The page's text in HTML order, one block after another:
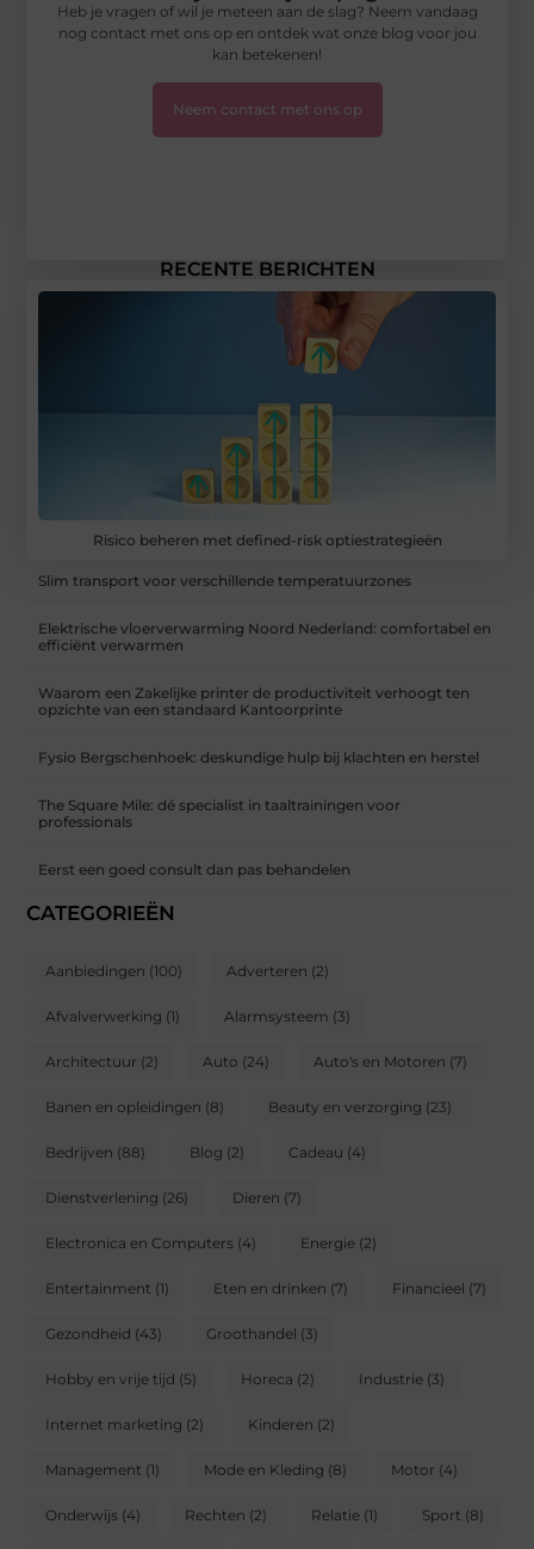
RECENTE BERICHTEN
Risico beheren met defined-risk optiestrategieën
Slim transport voor verschillende temperatuurzones
Elektrische vloerverwarming Noord Nederland: comfortabel en
efficiënt verwarmen
Waarom een Zakelijke printer de productiviteit verhoogt ten
opzichte van een standaard Kantoorprinte
Fysio Bergschenhoek: deskundige hulp bij klachten en herstel
The Square Mile: dé specialist in taaltrainingen voor
professionals
Eerst een goed consult dan pas behandelen
CATEGORIEËN
Aanbiedingen (100) Adverteren (2)
Afvalverwerking (1) Alarmsysteem (3)
Architectuur (2) Auto (24) Auto's en Motoren (7)
Banen en opleidingen (8) Beauty en verzorging (23)
Bedrijven (88) Blog (2) Cadeau (4)
Dienstverlening (26) Dieren (7)
Electronica en Computers (4) Energie (2)
Entertainment (1) Eten en drinken (7) Financieel (7)
Gezondheid (43) Groothandel (3)
Hobby en vrije tijd (5) Horeca (2) Industrie (3)
Internet marketing (2) Kinderen (2)
Management (1) Mode en Kleding (8) Motor (4)
Onderwijs (4) Rechten (2) Relatie (1) Sport (8)
Heb je vragen of wil je meteen aan de slag? Neem vandaag
nog contact met ons op en ontdek wat onze blog voor jou
kan betekenen!
Neem contact met ons op